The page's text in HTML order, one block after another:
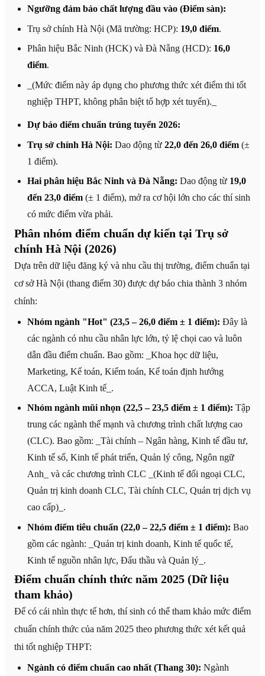
Ngưỡng đảm bảo chất lượng đầu vào (Điểm sàn):
Trụ sở chính Hà Nội (Mã trường: HCP): 19,0 điểm.
Phân hiệu Bắc Ninh (HCK) và Đà Nẵng (HCD): 16,0
điểm.
_(Mức điểm này áp dụng cho phương thức xét điểm thi tốt
nghiệp THPT, không phân biệt tổ hợp xét tuyển)._
Dự báo điểm chuẩn trúng tuyển 2026:
Trụ sở chính Hà Nội: Dao động từ 22,0 đến 26,0 điểm(±
1 điểm).
Hai phân hiệu Bắc Ninh và Đà Nẵng: Dao động từ 19,0
đến 23,0 điểm(± 1 điểm), mở ra cơ hội lớn cho các thí sinh
có mức điểm vừa phải.
Phân nhóm điểm chuẩn dự kiến tại Trụ sở
chính Hà Nội (2026)
Dựa trên dữ liệu đăng ký và nhu cầu thị trường, điểm chuẩn tại
cơ sở Hà Nội (thang điểm 30) được dự báo chia thành 3 nhóm
chính:
Nhóm ngành "Hot" (23,5 – 26,0 điểm ± 1 điểm): Đây là
các ngành có nhu cầu nhân lực lớn, tỷ lệ chọi cao và luôn
dẫn đầu điểm chuẩn. Bao gồm: _Khoa học dữ liệu,
Marketing, Kế toán, Kiểm toán, Kế toán định hướng
ACCA, Luật Kinh tế_.
Nhóm ngành mũi nhọn (22,5 – 23,5 điểm ± 1 điểm): Tập
trung các ngành thế mạnh và chương trình chất lượng cao
(CLC). Bao gồm: _Tài chính – Ngân hàng, Kinh tế đầu tư,
Kinh tế số, Kinh tế phát triển, Quản lý công, Ngôn ngữ
Anh_ và các chương trình CLC _(Kinh tế đối ngoại CLC,
Quản trị kinh doanh CLC, Tài chính CLC, Quản trị dịch vụ
cao cấp)_.
Nhóm điểm tiêu chuẩn (22,0 – 22,5 điểm ± 1 điểm): Bao
gồm các ngành: _Quản trị kinh doanh, Kinh tế quốc tế,
Kinh tế nguồn nhân lực, Đấu thầu và Quản lý_.
Điểm chuẩn chính thức năm 2025 (Dữ liệu
tham khảo)
Để có cái nhìn thực tế hơn, thí sinh có thể tham khảo mức điểm
chuẩn chính thức của năm 2025 theo phương thức xét kết quả
thi tốt nghiệp THPT:
Ngành có điểm chuẩn cao nhất (Thang 30): Ngành